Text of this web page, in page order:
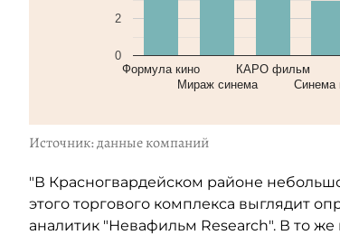
Формула кино
Мираж синема
КАРО фильм
Синема
0
2
Источник: данные компаний
"В Красногвардейском районе
этого торгового комплекса выглядит
аналитик "Невафильм Research". В то